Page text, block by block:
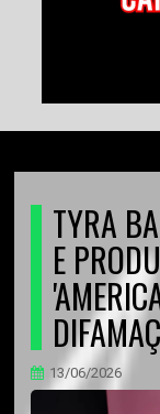
TYRA
E
13/06/2026